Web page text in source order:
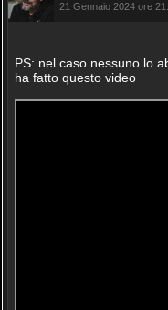
21 Gennaio 2024 ore
PS: nel caso nessuno lo
ha fatto questo video